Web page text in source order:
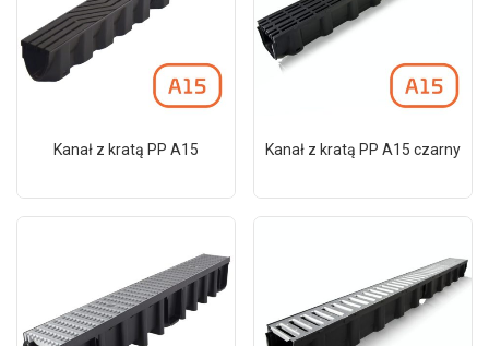
Kanał z kratą PP A15 Kanał z kratą PP A15 czarny